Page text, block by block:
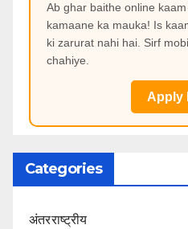
Ab ghar baithe online
kamaane ka mauka! Is
ki zarurat nahi hai. Sirf
chahiye.
Apply
Categories
अंतरराष्ट्रीय